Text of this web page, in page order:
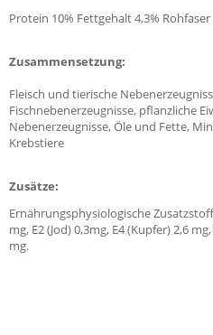
Protein 10% Fettgehalt 4,3% Rohfaser
Zusammensetzung:
Fleisch und tierische
Fischnebenerzeugnisse, pflanzliche
Nebenerzeugnisse, Öle und Fette,
Krebstiere
Zusätze:
Ernährungsphysiologische
mg, E2 (Jod) 0,3mg, E4 (Kupfer) 2,6
mg.